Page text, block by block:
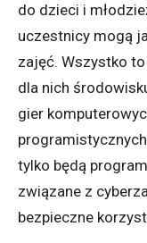
do dzieci i
uczestnicy mogą
zajęć. Wszystko
dla nich
gier
tylko będą
związane z
bezpieczne